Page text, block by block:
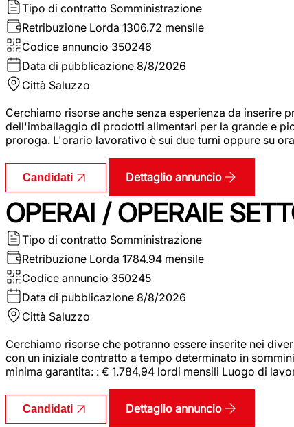
Tipo di contratto Somministrazione
Retribuzione Lorda 1306.72 mensile
Codice annuncio 350246
Data di pubblicazione 8/8/2026
Città Saluzzo
Cerchiamo risorse anche senza esperienza da inserire
dell'imballaggio di prodotti alimentari per la grande e
proroga. L'orario lavorativo è sui due turni oppure su
Candidati Dettaglio annuncio
OPERAI / OPERAIE
Tipo di contratto Somministrazione
Retribuzione Lorda 1784.94 mensile
Codice annuncio 350245
Data di pubblicazione 8/8/2026
Città Saluzzo
Cerchiamo risorse che potranno essere inserite nei
con un iniziale contratto a tempo determinato in
minima garantita: : € 1.784,94 lordi mensili Luogo di
Candidati Dettaglio annuncio